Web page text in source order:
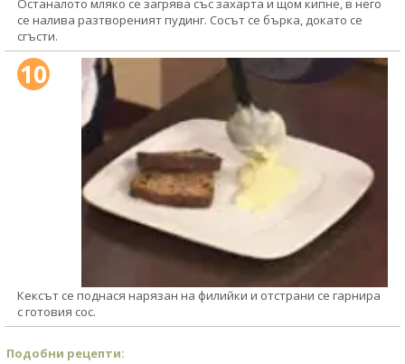
Останалото мляко се загрява със захарта и щом кипне, в него
се налива разтвореният пудинг. Сосът се бърка, докато се
сгъсти.
10
Кексът се поднася нарязан на филийки и отстрани се гарнира
с готовия сос.
Подобни рецепти: